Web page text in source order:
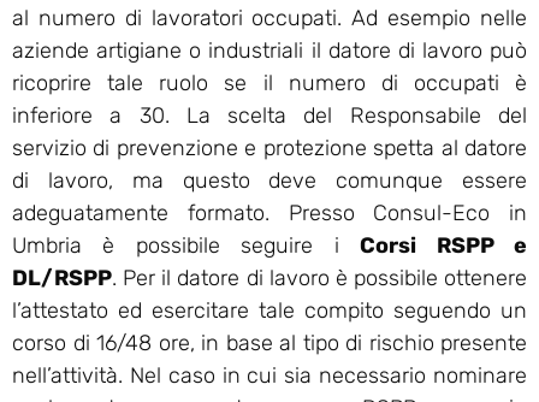
al numero di lavoratori occupati. Ad esempio nelle
aziende artigiane o industriali il datore di lavoro può
ricoprire tale ruolo se il numero di occupati è
inferiore a 30. La scelta del Responsabile del
servizio di prevenzione e protezione spetta al datore
di lavoro, ma questo deve comunque essere
adeguatamente formato. Presso Consul-Eco in
Umbria è possibile seguire iCorsi RSPP e
DL/RSPP. Per il datore di lavoro è possibile ottenere
l’attestato ed esercitare tale compito seguendo un
corso di 16/48 ore, in base al tipo di rischio presente
nell’attività. Nel caso in cui sia necessario nominare